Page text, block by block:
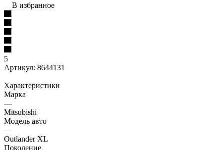
В избранное
5
Артикул: 8644131
Характеристики
Марка
—
Mitsubishi
Модель авто
—
Outlander XL
Поколение